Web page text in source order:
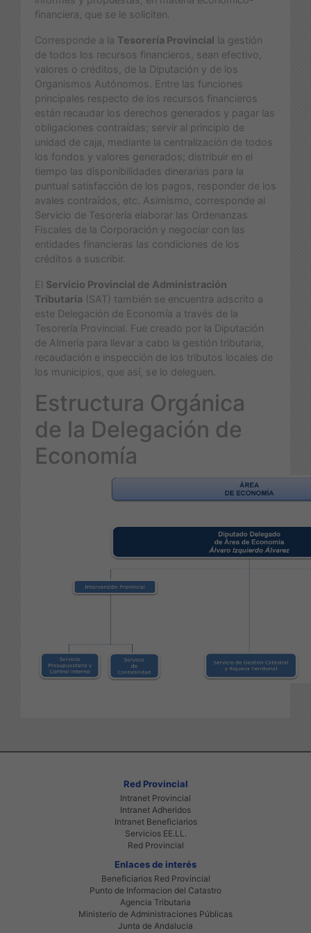
financiera, que se le soliciten.
Corresponde a la Tesorería Provincial la gestión
de todos los recursos financieros, sean efectivo,
valores o créditos, de la Diputación y de los
Organismos Autónomos. Entre las funciones
principales respecto de los recursos financieros
están recaudar los derechos generados y pagar las
obligaciones contraídas; servir al principio de
unidad de caja, mediante la centralización de todos
los fondos y valores generados; distribuir en el
tiempo las disponibilidades dinerarias para la
puntual satisfacción de los pagos, responder de los
avales contraídos, etc. Asimismo, corresponde al
Servicio de Tesorería elaborar las Ordenanzas
Fiscales de la Corporación y negociar con las
entidades financieras las condiciones de los
créditos a suscribir.
El Servicio Provincial de Administración
Tributaria (SAT) también se encuentra adscrito a
este Delegación de Economía a través de la
Tesorería Provincial. Fue creado por la Diputación
de Almería para llevar a cabo la gestión tributaria,
recaudación e inspección de los tributos locales de
los municipios, que así, se lo deleguen.
Estructura Orgánica
de la Delegación de
Economía
Red Provincial
Intranet Provincial
Intranet Adheridos
Intranet Beneficiarios
Servicios EE.LL.
Red Provincial
Enlaces de interés
Beneficiarios Red Provincial
Punto de Informacion del Catastro
Agencia Tributaria
Ministerio de Administraciones Públicas
Junta de Andalucia